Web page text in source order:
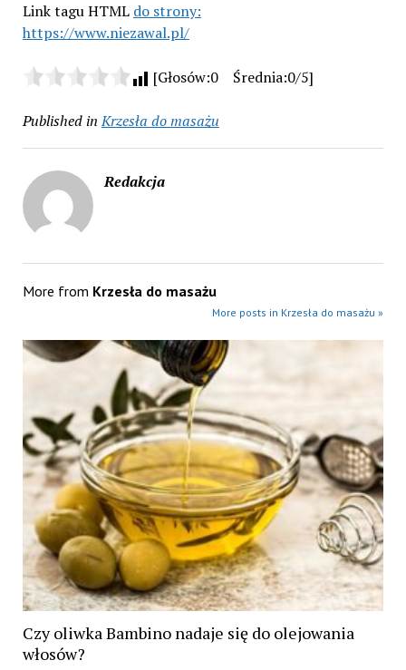
Link tagu HTML do strony:
https://www.niezawal.pl/
[Głosów:0 Średnia:0/5]
Published in Krzesła do masażu
Redakcja
More from Krzesła do masażu
More posts in Krzesła do masażu »
Czy oliwka Bambino nadaje się do olejowania
włosów?